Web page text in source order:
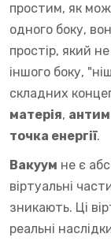
простим, як
одного боку,
простір, який
іншого боку,
складних
матерія,
точка енергії.
Вакуум не є
віртуальні
зникають. Ці
реальні